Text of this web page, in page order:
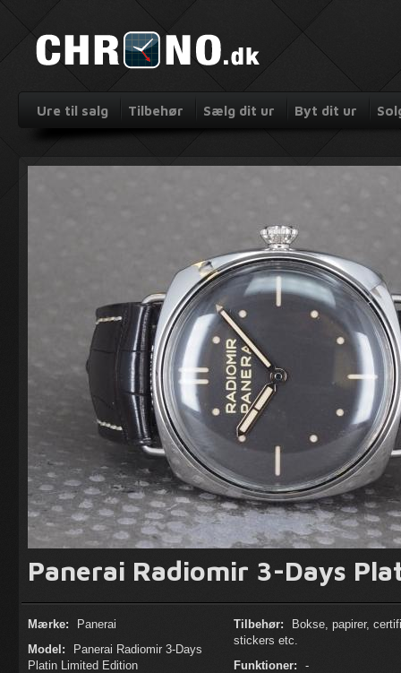
Ure til salg Tilbehør Sælg dit ur Byt dit ur
Panerai Radiomir 3-Days
Mærke:
Panerai
Model:
Panerai Radiomir 3-Days
Platin Limited Edition
Tilbehør:
Bokse, papirer,
stickers etc.
Funktioner:
-